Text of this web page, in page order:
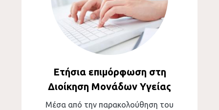
Ετήσια επιμόρφωση στη
Διοίκηση Μονάδων Υγείας
Μέσα από την παρακολούθηση του